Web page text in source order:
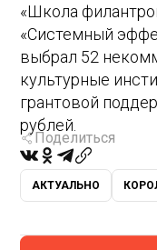
«Школа
«Системный
выбрал 52
культурные
грантовой
рублей.
Поделиться
АКТУАЛЬНО